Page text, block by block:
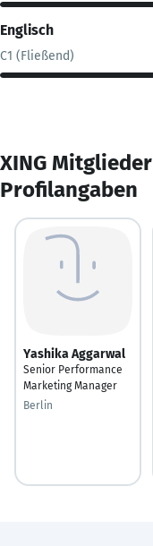
Englisch
C1 (Fließend)
XING
Profilangaben
Yashika Aggarwal
Senior Performance
Marketing Manager
Berlin